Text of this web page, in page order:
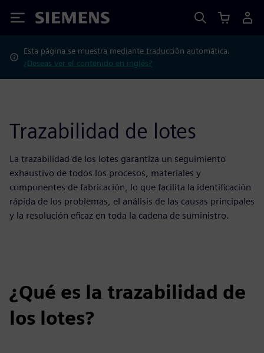
Siemens
Esta página se muestra mediante traducción automática.
¿Deseas ver el contenido en inglés?
Trazabilidad de lotes
La trazabilidad de los lotes garantiza un seguimiento
exhaustivo de todos los procesos, materiales y
componentes de fabricación, lo que facilita la identificación
rápida de los problemas, el análisis de las causas principales
y la resolución eficaz en toda la cadena de suministro.
¿Qué es la trazabilidad de
los lotes?